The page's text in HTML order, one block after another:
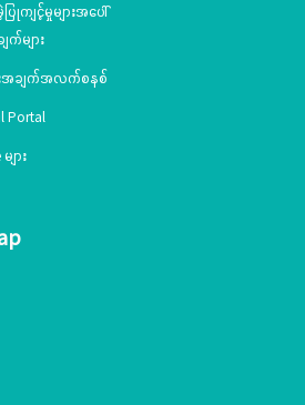
ကျင့်မှုများအပေါ်
က်များ
းအချက်အလက်စနစ်
Portal
ျား